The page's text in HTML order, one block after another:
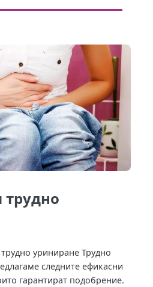
трудно
уриниране Трудно
следните ефикасни
гарантират подобрение.